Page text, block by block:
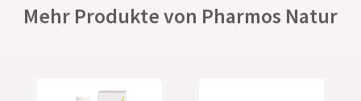
Mehr Produkte von Pharmos Natur